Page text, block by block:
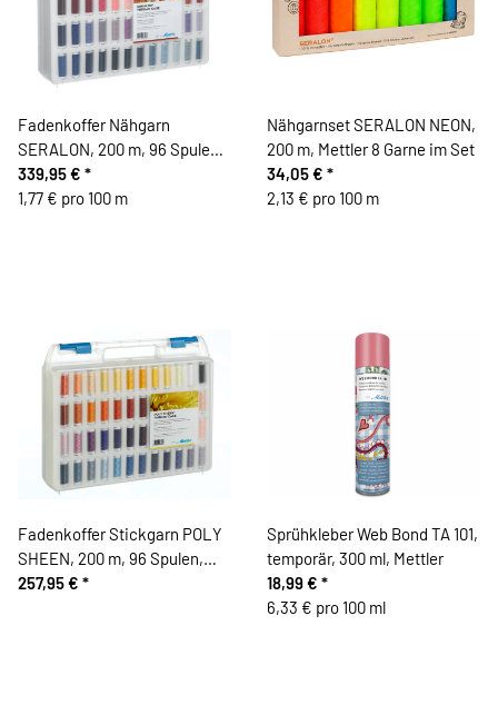
Fadenkoffer Nähgarn
SERALON, 200 m, 96 Spulen,
Mettler
339,95 € *
1,77 € pro 100 m
Nähgarnset SERALON NEON,
200 m, Mettler 8 Garne im Set
34,05 € *
2,13 € pro 100 m
Fadenkoffer Stickgarn POLY
SHEEN, 200 m, 96 Spulen,
Mettler
257,95 € *
Sprühkleber Web Bond TA 101,
temporär, 300 ml, Mettler
18,99 € *
6,33 € pro 100 ml